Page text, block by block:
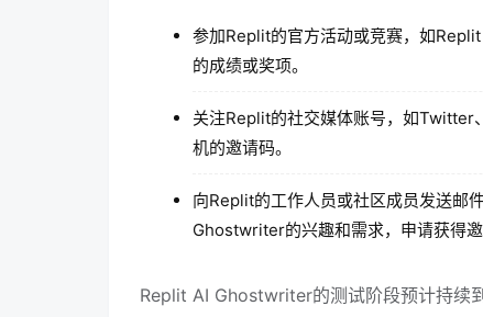
参加Replit的官方活动或竞赛，如
的成绩或奖项。
关注Replit的社交媒体账号，如Twitter
机的邀请码。
向Replit的工作人员或社区成员发送邮
Ghostwriter的兴趣和需求，申请获得邀
Replit AI Ghostwriter的测试阶段预计持续